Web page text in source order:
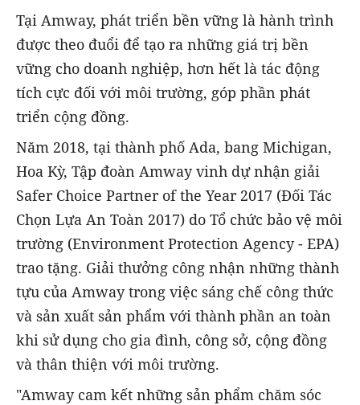
Tại Amway, phát triển bền vững là hành trình
được theo đuổi để tạo ra những giá trị bền
vững cho doanh nghiệp, hơn hết là tác động
tích cực đối với môi trường, góp phần phát
triển cộng đồng.
Năm 2018, tại thành phố Ada, bang Michigan,
Hoa Kỳ, Tập đoàn Amway vinh dự nhận giải
Safer Choice Partner of the Year 2017 (Đối Tác
Chọn Lựa An Toàn 2017) do Tổ chức bảo vệ môi
trường (Environment Protection Agency - EPA)
trao tặng. Giải thưởng công nhận những thành
tựu của Amway trong việc sáng chế công thức
và sản xuất sản phẩm với thành phần an toàn
khi sử dụng cho gia đình, công sở, cộng đồng
và thân thiện với môi trường.
"Amway cam kết những sản phẩm chăm sóc